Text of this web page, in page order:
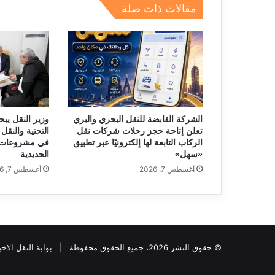
k
مقالات ذات صلة
الشركة القابضة للنقل البحري والبري
تعلن إتاحة حجز رحلات شركات نقل
الركاب التابعة لها إلكترونيًا عبر تطبيق
«سهل»
أغسطس 7, 2026
وزير النقل
التحتية
في
الحديدية
أغسطس 7, 2026
© حقوق النشر 2026، جميع الحقوق محفوظة | بوابة النقل